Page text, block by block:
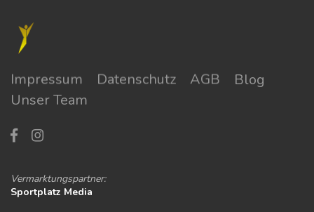
Impressum Datenschutz AGB
Blog
Unser Team
Vermarktungspartner:
Sportplatz Media